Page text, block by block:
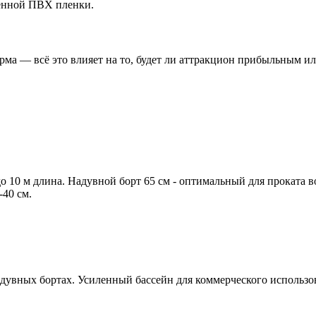
ПВХ пленки.
— всё это влияет на то, будет ли аттракцион прибыльным
м длина. Надувной борт 65 см - оптимальный для проката
40 см.
бортах. Усиленный бассейн для коммерческого